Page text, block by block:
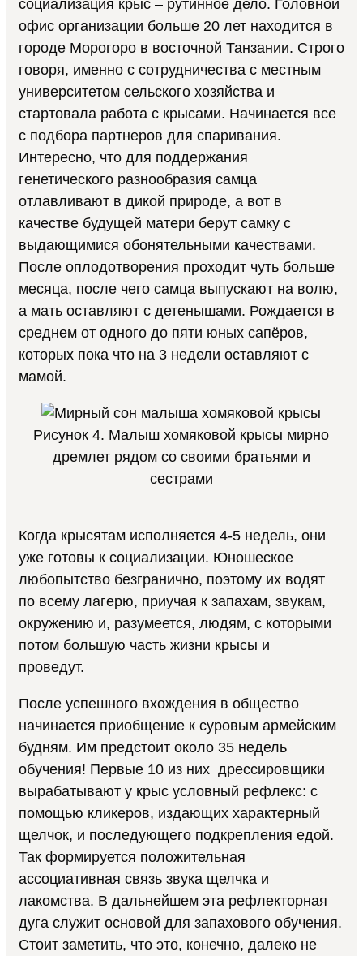
социализация крыс – рутинное дело. Головной
офис организации больше 20 лет находится в
городе Морогоро в восточной Танзании. Строго
говоря, именно с сотрудничества с местным
университетом сельского хозяйства и
стартовала работа с крысами. Начинается все
с подбора партнеров для спаривания.
Интересно, что для поддержания
генетического разнообразия самца
отлавливают в дикой природе, а вот в
качестве будущей матери берут самку с
выдающимися обонятельными качествами.
После оплодотворения проходит чуть больше
месяца, после чего самца выпускают на волю,
а мать оставляют с детенышами. Рождается в
среднем от одного до пяти юных сапёров,
которых пока что на 3 недели оставляют с
мамой.
Рисунок 4. Малыш хомяковой крысы мирно
дремлет рядом со своими братьями и
сестрами
Когда крысятам исполняется 4-5 недель, они
уже готовы к социализации. Юношеское
любопытство безгранично, поэтому их водят
по всему лагерю, приучая к запахам, звукам,
окружению и, разумеется, людям, с которыми
потом большую часть жизни крысы и
проведут.
После успешного вхождения в общество
начинается приобщение к суровым армейским
будням. Им предстоит около 35 недель
обучения! Первые 10 из них дрессировщики
вырабатывают у крыс условный рефлекс: с
помощью кликеров, издающих характерный
щелчок, и последующего подкрепления едой.
Так формируется положительная
ассоциативная связь звука щелчка и
лакомства. В дальнейшем эта рефлекторная
дуга служит основой для запахового обучения.
Стоит заметить, что это, конечно, далеко не